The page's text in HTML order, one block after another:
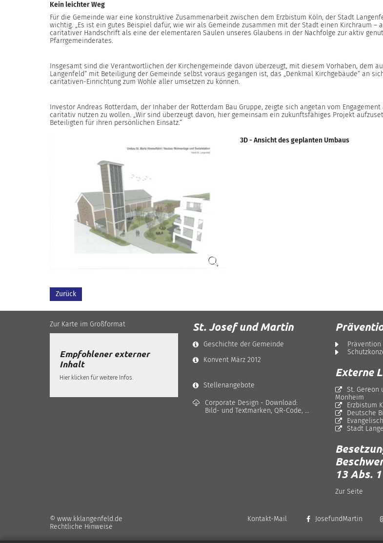
Kein leichter Weg
Für die Gemeinde war eine konstruktive Zusammenarbeit zwischen dem Erzbistum Köln, der Stadt
wichtig. „Es ist ein gutes Beispiel dafür, wie wir als Gemeinde zusammen mit der Stadt einen Kirchraum
caritativer Handschrift als eine der elementaren Säulen unseres Glaubens in der Nachfolge zur aktiv
Pfarrgemeinderates.
Insgesamt sind die Verantwortlichen der Kirchengemeinde davon überzeugt, mit diesem Vorhaben, dem
Langenfeld“ mit Beteiligung der Gemeinde selbst voraus gegangen ist, das „Denkmal Kirchgebäude“ an
caritativen-Einrichtung zum Wohle aller umsetzen zu können.
Investor Andreas Rotterdam, der Inhaber der Rotterdam Bau Gruppe, zeigte sich angetan vom
caritativ nutzen zu wollen. „Wir sind überzeugt davon, hier gemeinsam ein zukunftsfähiges Projekt
Beteiligten für ihren persönlichen Einsatz.“
3D - Ansicht des geplanten Umbaus
Zurück
Zur Karte im Großformat
Empfohlener externer
Inhalt
Hier klicken für weitere Infos.
St. Josef und Martin
Geschichte der Gemeinde
Konvent März 2012
Stellenangebote
Corporate Design - Download:
Bild- und Textmarken, QR-Code, ...
Prävention
Externe
St. Gereon
Monheim
Erzbistum
Deutsche
Stadt
13 Abs.
Zur Seite
© www.kklangenfeld.de Kontakt-Mail JosefundMartin
Rechtliche Hinweise